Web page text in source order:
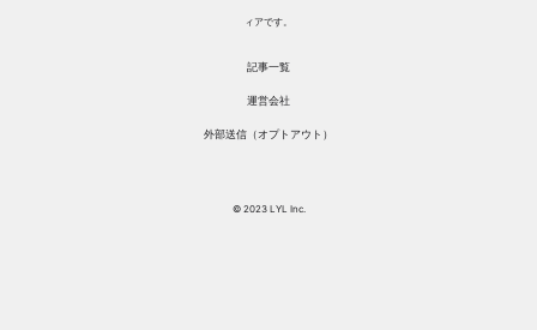
ィアです。
記事一覧
運営会社
外部送信（オプトアウト）
© 2023 LYL Inc.